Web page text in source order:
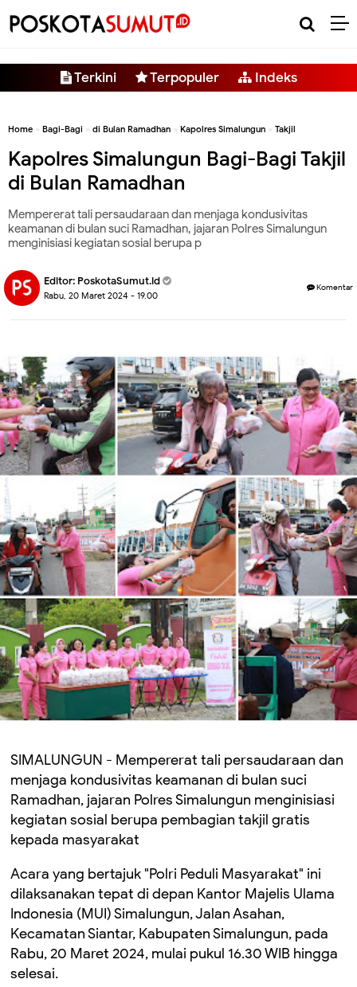
Terkini Terpopuler Indeks
Home » Bagi-Bagi » di Bulan Ramadhan » Kapolres Simalungun » Takjil
Kapolres Simalungun Bagi-Bagi Takjil
di Bulan Ramadhan
Mempererat tali persaudaraan dan menjaga kondusivitas
keamanan di bulan suci Ramadhan, jajaran Polres Simalungun
menginisiasi kegiatan sosial berupa p
Editor: PoskotaSumut.id
Rabu, 20 Maret 2024 - 19.00
Komentar
SIMALUNGUN - Mempererat tali persaudaraan dan
menjaga kondusivitas keamanan di bulan suci
Ramadhan, jajaran Polres Simalungun menginisiasi
kegiatan sosial berupa pembagian takjil gratis
kepada masyarakat
Acara yang bertajuk "Polri Peduli Masyarakat" ini
dilaksanakan tepat di depan Kantor Majelis Ulama
Indonesia (MUI) Simalungun, Jalan Asahan,
Kecamatan Siantar, Kabupaten Simalungun, pada
Rabu, 20 Maret 2024, mulai pukul 16.30 WIB hingga
selesai.